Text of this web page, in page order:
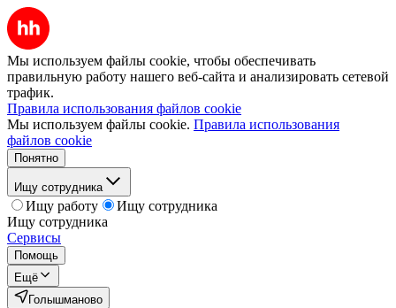
Мы используем файлы cookie, чтобы обеспечивать
правильную работу нашего веб-сайта и анализировать сетевой
трафик.
Правила использования файлов cookie
Мы используем файлы cookie. Правила использования
файлов cookie
Понятно
Ищу сотрудника
Ищу работу
Ищу сотрудника
Ищу сотрудника
Сервисы
Помощь
Ещё
Голышманово